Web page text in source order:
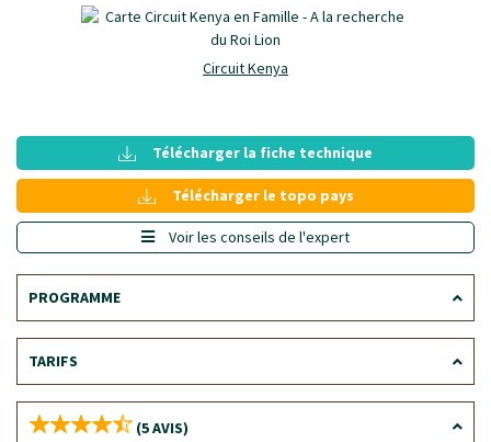
Circuit Kenya
Télécharger la fiche technique
Télécharger le topo pays
Voir les conseils de l'expert
PROGRAMME
TARIFS
(5 AVIS)